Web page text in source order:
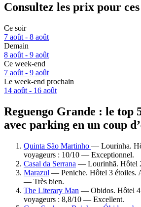
Consultez les prix pour
Ce soir
7 août - 8 août
Demain
8 août - 9 août
Ce week-end
7 août - 9 août
Le week-end prochain
14 août - 16 août
Reguengo Grande : le top
avec parking en un coup
Quinta São Martinho — Lourinha.
voyageurs : 10/10 — Exceptionnel.
Casal da Serrana — Lourinhã. Hôtel
Marazul — Peniche. Hôtel 3 étoiles.
— Très bien.
The Literary Man — Obidos. Hôtel 4
voyageurs : 8,8/10 — Excellent.